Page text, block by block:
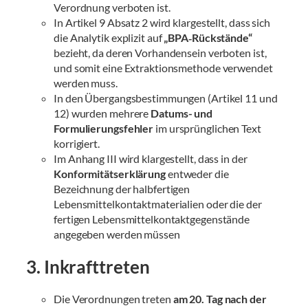
Verordnung verboten ist.
In Artikel 9 Absatz 2 wird klargestellt, dass sich
die Analytik explizit auf„BPA‑Rückstände“
bezieht, da deren Vorhandensein verboten ist,
und somit eine Extraktionsmethode verwendet
werden muss.
In den Übergangsbestimmungen (Artikel 11 und
12) wurden mehrere Datums- und
Formulierungsfehler im ursprünglichen Text
korrigiert.
Im Anhang III wird klargestellt, dass in der
Konformitätserklärungentweder die
Bezeichnung der halbfertigen
Lebensmittelkontaktmaterialien oder die der
fertigen Lebensmittelkontaktgegenstände
angegeben werden müssen
3. Inkrafttreten
Die Verordnungen treten am 20. Tag nach der